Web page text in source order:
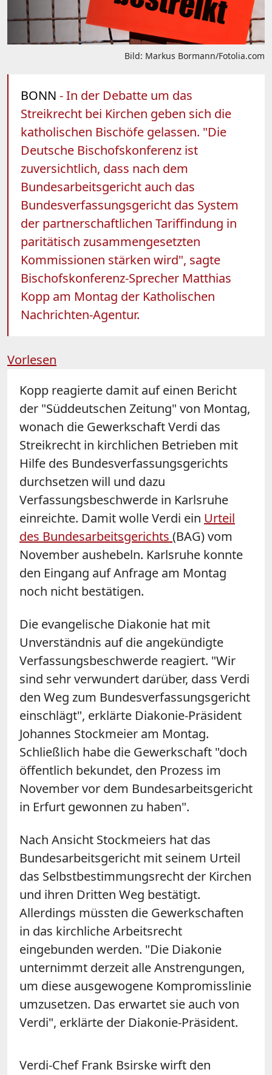
Bild: Markus Bormann/Fotolia.com
BONN - In der Debatte um das
Streikrecht bei Kirchen geben sich die
katholischen Bischöfe gelassen. "Die
Deutsche Bischofskonferenz ist
zuversichtlich, dass nach dem
Bundesarbeitsgericht auch das
Bundesverfassungsgericht das System
der partnerschaftlichen Tariffindung in
paritätisch zusammengesetzten
Kommissionen stärken wird", sagte
Bischofskonferenz-Sprecher Matthias
Kopp am Montag der Katholischen
Nachrichten-Agentur.
Vorlesen
Kopp reagierte damit auf einen Bericht
der "Süddeutschen Zeitung" von Montag,
wonach die Gewerkschaft Verdi das
Streikrecht in kirchlichen Betrieben mit
Hilfe des Bundesverfassungsgerichts
durchsetzen will und dazu
Verfassungsbeschwerde in Karlsruhe
einreichte. Damit wolle Verdi ein Urteil
des Bundesarbeitsgerichts (BAG) vom
November aushebeln. Karlsruhe konnte
den Eingang auf Anfrage am Montag
noch nicht bestätigen.
Die evangelische Diakonie hat mit
Unverständnis auf die angekündigte
Verfassungsbeschwerde reagiert. "Wir
sind sehr verwundert darüber, dass Verdi
den Weg zum Bundesverfassungsgericht
einschlägt", erklärte Diakonie-Präsident
Johannes Stockmeier am Montag.
Schließlich habe die Gewerkschaft "doch
öffentlich bekundet, den Prozess im
November vor dem Bundesarbeitsgericht
in Erfurt gewonnen zu haben".
Nach Ansicht Stockmeiers hat das
Bundesarbeitsgericht mit seinem Urteil
das Selbstbestimmungsrecht der Kirchen
und ihren Dritten Weg bestätigt.
Allerdings müssten die Gewerkschaften
in das kirchliche Arbeitsrecht
eingebunden werden. "Die Diakonie
unternimmt derzeit alle Anstrengungen,
um diese ausgewogene Kompromisslinie
umzusetzen. Das erwartet sie auch von
Verdi", erklärte der Diakonie-Präsident.
Verdi-Chef Frank Bsirske wirft den